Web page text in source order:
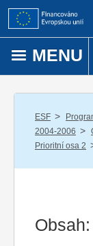
Přejít k obsahu
MENU
ESF /
2004-2006 /
Prioritní osa 2 /
Obsah: